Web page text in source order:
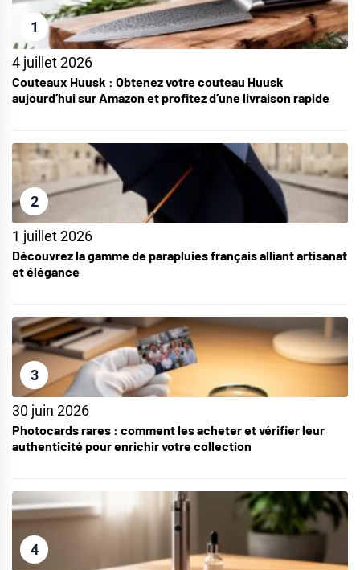
1
4 juillet 2026
Couteaux Huusk : Obtenez votre couteau Huusk
aujourd’hui sur Amazon et profitez d’une livraison rapide
2
1 juillet 2026
Découvrez la gamme de parapluies français alliant artisanat
et élégance
3
30 juin 2026
Photocards rares : comment les acheter et vérifier leur
authenticité pour enrichir votre collection
4